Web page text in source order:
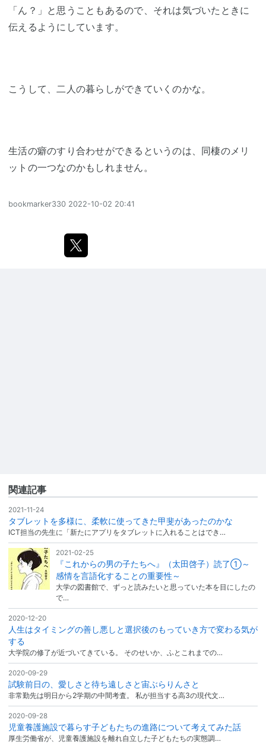
「ん？」と思うこともあるので、それは気づいたときに
伝えるようにしています。
こうして、二人の暮らしができていくのかな。
生活の癖のすり合わせができるというのは、同棲のメリ
ットの一つなのかもしれません。
bookmarker330 2022-10-02 20:41
関連記事
2021-11-24
タブレットを多様に、柔軟に使ってきた甲斐があったのかな
ICT担当の先生に「新たにアプリをタブレットに入れることはでき…
2021-02-25
『これからの男の子たちへ』（太田啓子）読了①～
感情を言語化することの重要性～
大学の図書館で、ずっと読みたいと思っていた本を目にしたの
で…
2020-12-20
人生はタイミングの善し悪しと選択後のもっていき方で変わる気が
する
大学院の修了が近づいてきている。 そのせいか、ふとこれまでの…
2020-09-29
試験前日の、愛しさと待ち遠しさと宙ぶらりんさと
非常勤先は明日から2学期の中間考査。 私が担当する高3の現代文…
2020-09-28
児童養護施設で暮らす子どもたちの進路について考えてみた話
厚生労働省が、児童養護施設を離れ自立した子どもたちの実態調…